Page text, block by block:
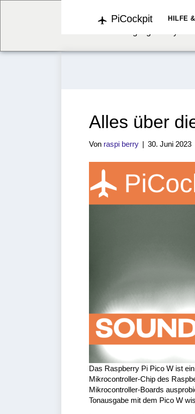
We've detected
PiCockpit HILFE
Alles über
Von raspi berry | 30. Juni 2023
Das Raspberry Pi Pico W ist
Mikrocontroller-Chip des
Mikrocontroller-Boards
Tonausgabe mit dem Pico W